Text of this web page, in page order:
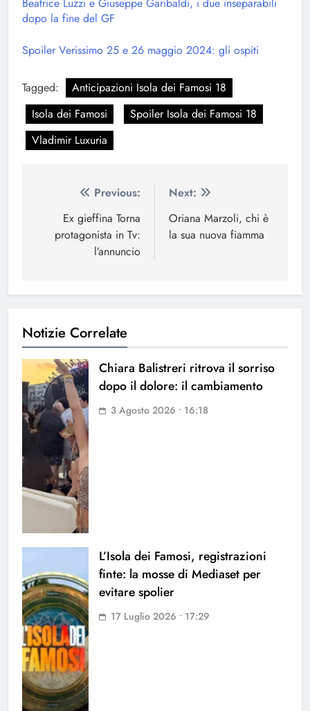
Beatrice Luzzi e Giuseppe Garibaldi, i due inseparabili
dopo la fine del GF
Spoiler Verissimo 25 e 26 maggio 2024: gli ospiti
Tagged:
Anticipazioni Isola dei Famosi 18
Isola dei Famosi
Spoiler Isola dei Famosi 18
Vladimir Luxuria
Navigazione
articoli
Previous:
Ex gieffina Torna
protagonista in Tv:
l’annuncio
Next:
Oriana Marzoli, chi è
la sua nuova fiamma
Notizie Correlate
Chiara Balistreri ritrova il sorriso
dopo il dolore: il cambiamento
3 Agosto 2026 • 16:18
L’Isola dei Famosi, registrazioni
finte: la mosse di Mediaset per
evitare spolier
17 Luglio 2026 • 17:29